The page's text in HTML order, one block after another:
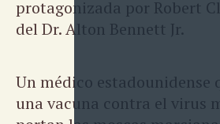
protagonizada por Robert
del Dr. Alton Bennett Jr.
Un médico estadounidense
una vacuna contra el virus